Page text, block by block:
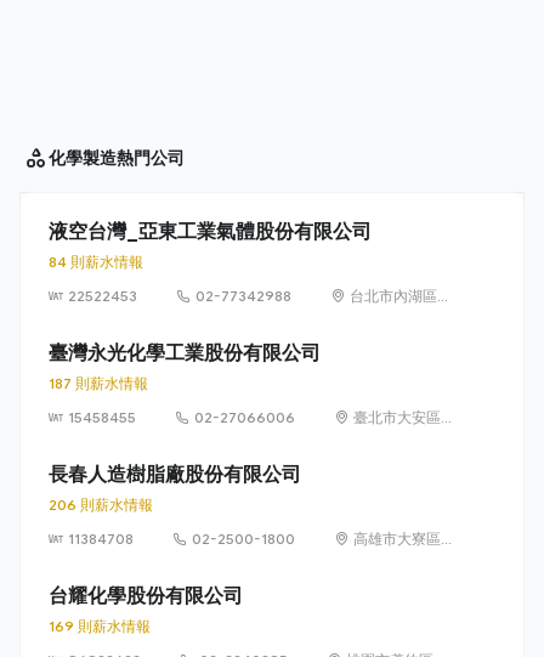
化學製造熱門公司
液空台灣_亞東工業氣體股份有限公司
84 則薪水情報
22522453
02-77342988
台北市內湖區瑞
臺灣永光化學工業股份有限公司
187 則薪水情報
15458455
02-27066006
臺北市大安區義
長春人造樹脂廠股份有限公司
206 則薪水情報
11384708
02-2500-1800
高雄市大寮區華
台耀化學股份有限公司
169 則薪水情報